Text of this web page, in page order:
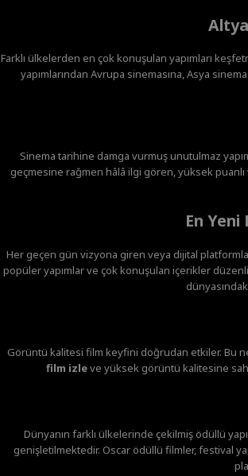
Farklı ülkelerden en çok konuşulan yapımları
yapımlarından Avrupa sinemasına, Asya
Sinema tarihine damga vurmuş unutulmaz
geçmesine rağmen hâlâ ilgi gören, yüksek
En
Her geçen gün vizyona giren veya dijital
popüler yapımlar ve çok konuşulan içerikler
Görüntü kalitesi film keyfini doğrudan etkiler. Bu
film izleve yüksek görüntü kalitesine
Dünyanın farklı ülkelerinde çekilmiş ödüllü
genişletilmektedir. Oscar ödüllü filmler, festival